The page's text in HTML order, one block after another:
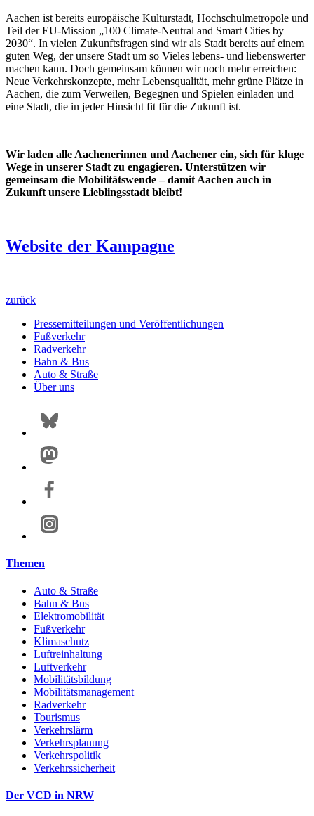
Aachen ist bereits europäische Kulturstadt, Hochschulmetropole und
Teil der EU-Mission „100 Climate-Neutral and Smart Cities by
2030“. In vielen Zukunftsfragen sind wir als Stadt bereits auf einem
guten Weg, der unsere Stadt um so Vieles lebens- und liebenswerter
machen kann. Doch gemeinsam können wir noch mehr erreichen:
Neue Verkehrskonzepte, mehr Lebensqualität, mehr grüne Plätze in
Aachen, die zum Verweilen, Begegnen und Spielen einladen und
eine Stadt, die in jeder Hinsicht fit für die Zukunft ist.
Wir laden alle Aachenerinnen und Aachener ein, sich für kluge
Wege in unserer Stadt zu engagieren. Unterstützen wir
gemeinsam die Mobilitätswende – damit Aachen auch in
Zukunft unsere Lieblingsstadt bleibt!
Website der Kampagne
zurück
Pressemitteilungen und Veröffentlichungen
Fußverkehr
Radverkehr
Bahn & Bus
Auto & Straße
Über uns
Themen
Auto & Straße
Bahn & Bus
Elektromobilität
Fußverkehr
Klimaschutz
Luftreinhaltung
Luftverkehr
Mobilitätsbildung
Mobilitätsmanagement
Radverkehr
Tourismus
Verkehrslärm
Verkehrsplanung
Verkehrspolitik
Verkehrssicherheit
Der VCD in NRW